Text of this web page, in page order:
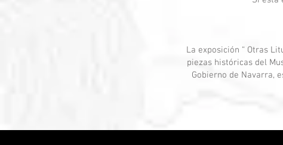
La exposición “ Otras
piezas históricas del
Gobierno de Navarra,